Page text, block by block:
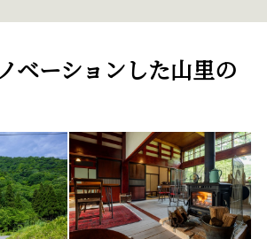
ベーションした山里の